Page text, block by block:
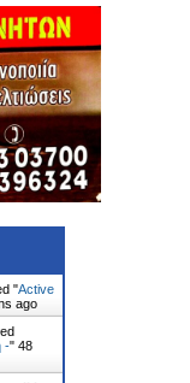
"Active
ago
-" 48